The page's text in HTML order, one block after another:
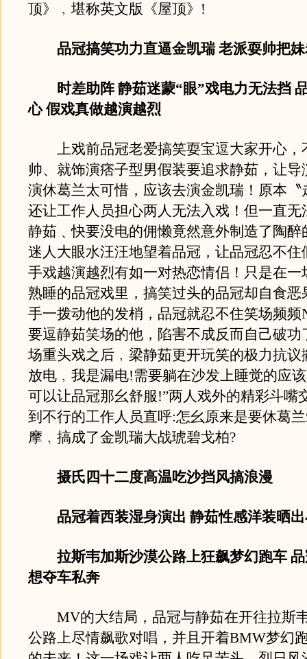
顶》﹐堪称英文版《屋顶》!
品冠搞笑功力直逼金凯瑞 老派耍帅把
时差助阵 静茹迷蒙“眼”戏电力无法挡
心 假戏真做越演越烈
上戏前品冠老爱搞笑耍宝逗大家开心，
帅、就饰演痞子型男假装要追求静茹，让导
演休葛兰太可惜，应该去演金凯瑞！原本〝
还让工作人员担心两人无法入戏！但一直无
静茹﹑快要没电的佣懒竟然意外制造了陶醉
迷人大眼水汪汪地望着品冠，让品冠忍不住
手戏越演越烈有如一对热恋情侣！只是在一
熟睡的品冠戏里，搞笑过头的品冠却自食恶
手一拨动他的发梢，品冠就忍不住笑场频频
要逗静茹笑场的他，陷害不成反而自己破功
场重头戏之后﹐梁静茹更开玩笑的极力抗议
放电﹐我是漏电!需要躺在沙发上睡觉的应
可以让品冠那幺舒服!”两人戏外的精彩斗嘴
到不行的工作人员直呼:怎幺原来是要休葛
摩﹐搞成了金凯瑞大战琥碧戈柏?
摄氏四十二度高温吃沙挡风搞浪漫
品冠着西装湿身演出 静茹性感洋装晒出
拉斯韦加斯沙漠公路上狂飙梦幻跑车
想夺车私奔
MV的大结局，品冠与静茹在开往拉斯
公路上尽情飙歌对唱，并且开着BMW梦幻